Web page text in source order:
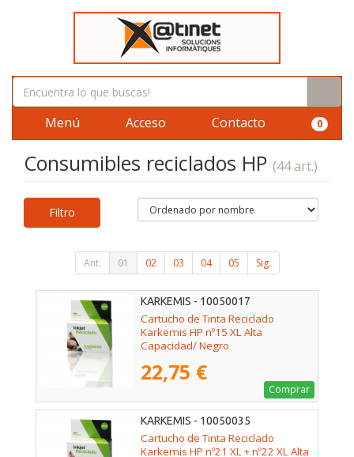
Menú Acceso Contacto 0
Consumibles reciclados HP (44 art.)
Filtro
Ant. 01 02 03 04 05 Sig.
KARKEMIS - 10050017
Cartucho de Tinta Reciclado
Karkemis HP nº15 XL Alta
Capacidad/ Negro
22,75 €
Comprar
KARKEMIS - 10050035
Cartucho de Tinta Reciclado
Karkemis HP nº21 XL + nº22 XL Alta